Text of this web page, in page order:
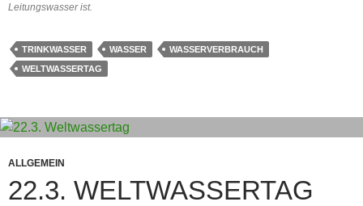
Leitungswasser ist.
TRINKWASSER WASSER
WASSERVERBRAUCH
WELTWASSERTAG
ALLGEMEIN
22.3. WELTWASSERTAG